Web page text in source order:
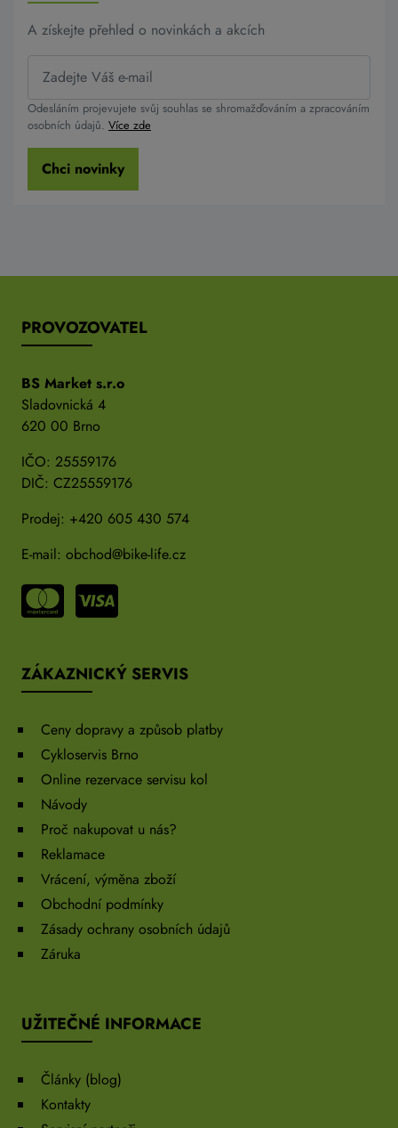
A získejte přehled o novinkách a akcích
Odesláním projevujete svůj souhlas se shromažďováním a zpracováním
osobních údajů. Více zde
Chci novinky
PROVOZOVATEL
BS Market s.r.o
Sladovnická 4
620 00 Brno
IČO: 25559176
DIČ: CZ25559176
Prodej: +420 605 430 574
E-mail: obchod@bike-life.cz
ZÁKAZNICKÝ SERVIS
Ceny dopravy a způsob platby
Cykloservis Brno
Online rezervace servisu kol
Návody
Proč nakupovat u nás?
Reklamace
Vrácení, výměna zboží
Obchodní podmínky
Zásady ochrany osobních údajů
Záruka
UŽITEČNÉ INFORMACE
Články (blog)
Kontakty